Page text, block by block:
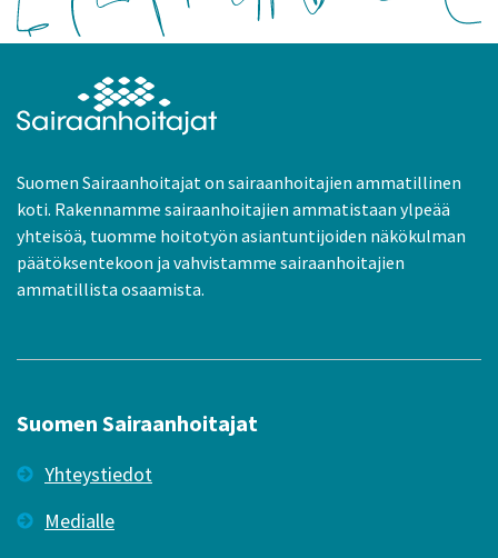
Suomen Sairaanhoitajat on sairaanhoitajien ammatillinen
koti. Rakennamme sairaanhoitajien ammatistaan ylpeää
yhteisöä, tuomme hoitotyön asiantuntijoiden näkökulman
päätöksentekoon ja vahvistamme sairaanhoitajien
ammatillista osaamista.
Suomen Sairaanhoitajat
Yhteystiedot
Medialle